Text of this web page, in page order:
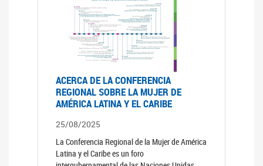
ACERCA DE LA CONFERENCIA
REGIONAL SOBRE LA MUJER DE
AMÉRICA LATINA Y EL CARIBE
25/08/2025
La Conferencia Regional de la Mujer de América
Latina y el Caribe es un foro